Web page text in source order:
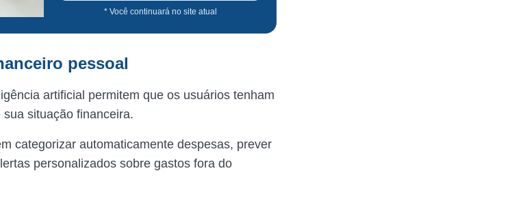
* Você continuará no site atual
pessoal
artificial permitem que os usuários tenham
situação financeira.
categorizar automaticamente despesas, prever
personalizados sobre gastos fora do